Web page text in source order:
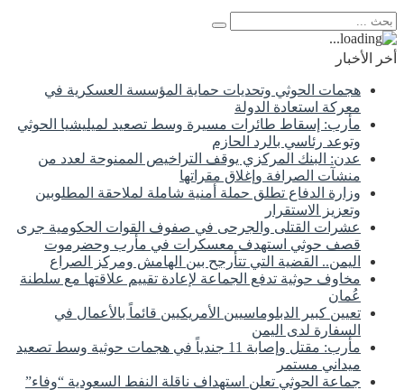
أخر الأخبار
هجمات الحوثي وتحديات حماية المؤسسة العسكرية في
معركة استعادة الدولة
مأرب: إسقاط طائرات مسيرة وسط تصعيد لميليشيا الحوثي
وتوعد رئاسي بالرد الحازم
عدن: البنك المركزي يوقف التراخيص الممنوحة لعدد من
منشآت الصرافة وإغلاق مقراتها
وزارة الدفاع تطلق حملة أمنية شاملة لملاحقة المطلوبين
وتعزيز الاستقرار
عشرات القتلى والجرحى في صفوف القوات الحكومية جرى
قصف حوثي استهدف معسكرات في مأرب وحضرموت
اليمن.. القضية التي تتأرجح بين الهامش ومركز الصراع
مخاوف حوثية تدفع الجماعة لإعادة تقييم علاقتها مع سلطنة
عُمان
تعيين كبير الدبلوماسيين الأمريكيين قائماً بالأعمال في
السفارة لدى اليمن
مأرب: مقتل وإصابة 11 جندياً في هجمات حوثية وسط تصعيد
ميداني مستمر
جماعة الحوثي تعلن استهداف ناقلة النفط السعودية “وفاء”